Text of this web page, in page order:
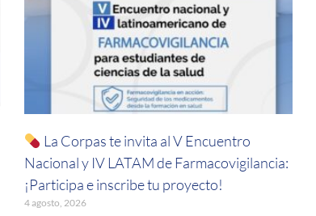
La Corpas te invita al V Encuentro
Nacional y IV LATAM de Farmacovigilancia:
¡Participa e inscribe tu proyecto!
4 agosto, 2026